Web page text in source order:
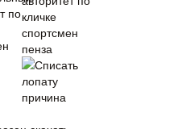
кличке
спортсмен
пенза